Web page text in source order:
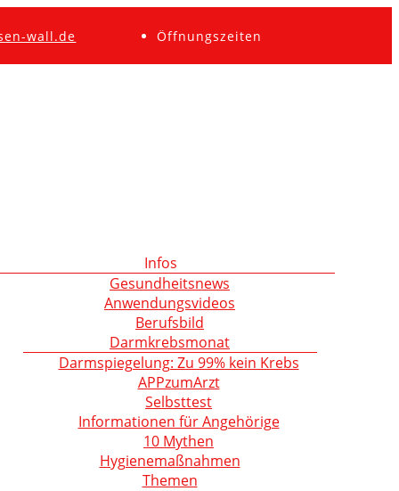
wall.de Öffnungszeiten
Infos
Gesundheitsnews
Anwendungsvideos
Berufsbild
Darmkrebsmonat
Darmspiegelung: Zu 99% kein Krebs
APPzumArzt
Selbsttest
Informationen für Angehörige
10 Mythen
Hygienemaßnahmen
Themen